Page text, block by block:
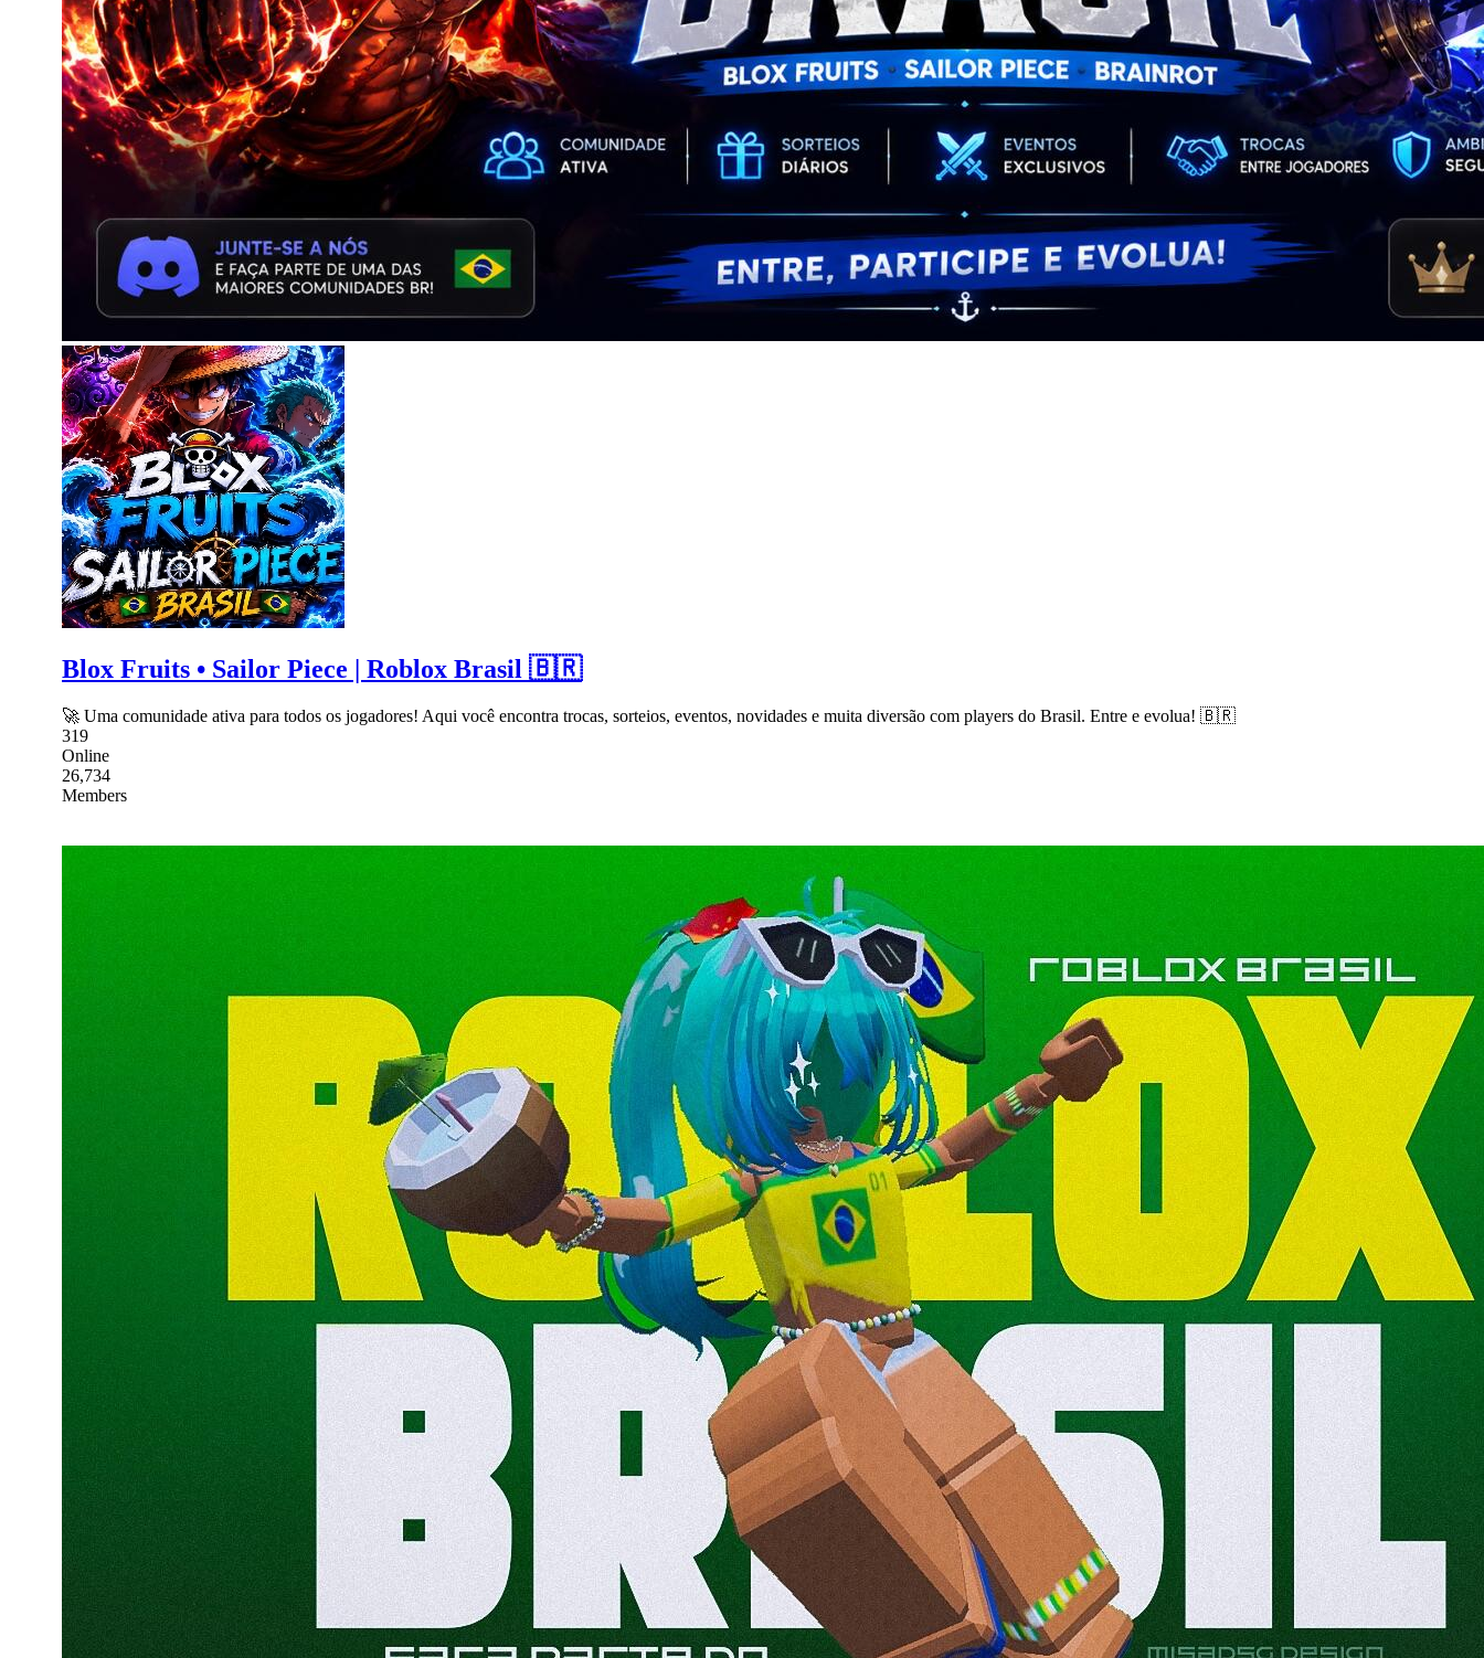
Blox Fruits • Sailor Piece | Roblox Brasil 🇧🇷
🚀 Uma comunidade ativa para todos os jogadores! Aqui você encontra trocas, sorteios, eventos, novidades e muita diversão com players do Brasil. Entre e evolua! 🇧🇷
319
Online
26,734
Members